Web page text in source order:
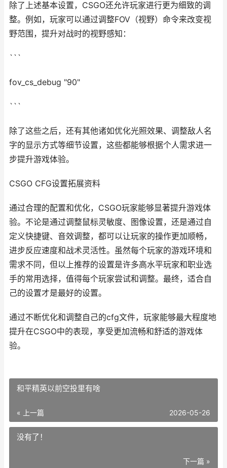
除了上述基本设置，CSGO还允许玩家进行更为细致的调
整。例如，玩家可以通过调整FOV（视野）命令来改变视
野范围，提升对战时的视野感知：
```
fov_cs_debug "90"
```
除了这些之后，还有其他诸如优化光照效果、调整敌人名
字的显示方式等细节设置，这些都能够根据个人需求进一
步提升游戏体验。
CSGO CFG设置拓展资料
通过合理的配置和优化，CSGO玩家能够显著提升游戏体
验。不论是通过调整鼠标灵敏度、图像设置，还是通过自
定义快捷键、音效调整，都可以让玩家的操作更加顺畅，
进步反应速度和战术灵活性。虽然每个玩家的游戏环境和
需求不同，但以上推荐的设置是许多高水平玩家和职业选
手的常用选择，值得每个玩家尝试和调整。最终，适合自
己的设置才是最好的设置。
通过不断优化和调整自己的cfg文件，玩家能够最大程度地
提升在CSGO中的表现，享受更加流畅和舒适的游戏体
验。
和平精英以前空投里有啥
« 上一篇 2026-05-26
没有了！
下一篇 »